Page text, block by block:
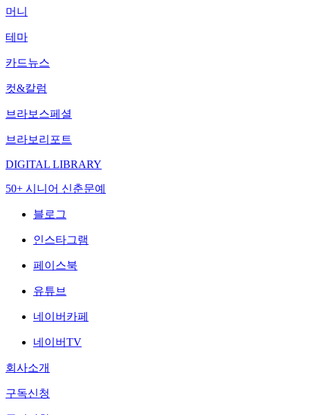
머니
테마
카드뉴스
컷&칼럼
브라보스페셜
브라보리포트
DIGITAL LIBRARY
50+ 시니어 신춘문예
블로그
인스타그램
페이스북
유튜브
네이버카페
네이버TV
회사소개
구독신청